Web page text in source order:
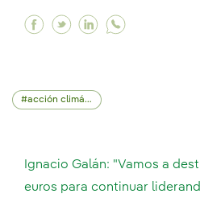
Facebook
TwitterLinkedin
acción climática
Ignacio Galán: "Vamos a
euros para continuar